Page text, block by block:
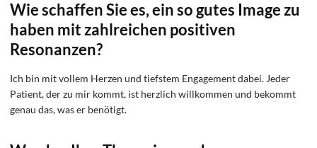
Wie schaffen Sie es, ein so gutes Image zu
haben mit zahlreichen positiven
Resonanzen?
Ich bin mit vollem Herzen und tiefstem Engagement dabei. Jeder
Patient, der zu mir kommt, ist herzlich willkommen und bekommt
genau das, was er benötigt.